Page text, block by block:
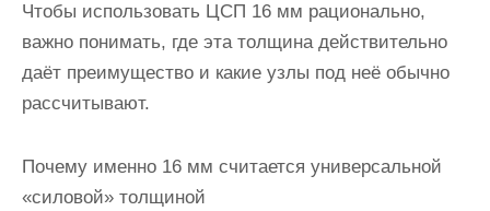
Чтобы использовать ЦСП 16 мм рационально,
важно понимать, где эта толщина действительно
даёт преимущество и какие узлы под неё обычно
рассчитывают.
Почему именно 16 мм считается универсальной
«силовой» толщиной